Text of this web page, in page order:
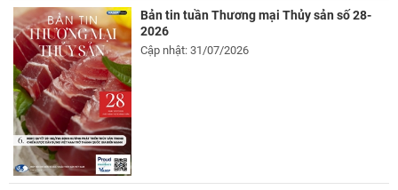
Bản tin tuần Thương mại Thủy sản số 28-
2026
Cập nhật: 31/07/2026